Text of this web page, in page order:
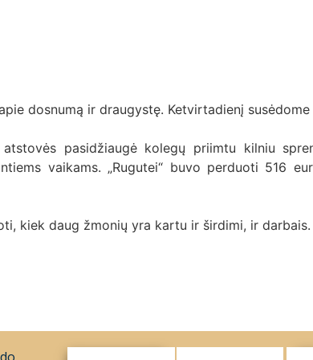
dosnumą ir draugystę. Ketvirtadienį susėdome
pasidžiaugė kolegų priimtu kilniu
vaikams. „Rugutei“ buvo perduoti 516
kiek daug žmonių yra kartu ir širdimi, ir darbais.